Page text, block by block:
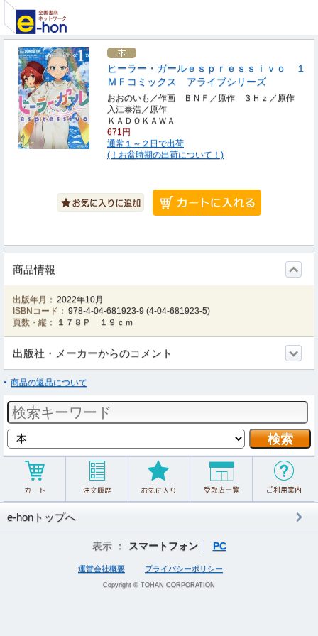
ヒーラー・ガールｅｓｐｒｅｓｓｉｖｏ １
ＭＦコミックス アライブシリーズ
おおのいも／作画 ＢＮＦ／原作 ３Ｈｚ／原作
入江泰浩／原作
ＫＡＤＯＫＡＷＡ
671円
通常１～２日で出荷
(！お盆時期の出荷について！)
商品情報
出版年月： 2022年10月
ISBNコード： 978-4-04-681923-9 (4-04-681923-5)
頁数・縦：
１７８Ｐ １９ｃｍ
出版社・メーカーからのコメント
商品の返品について
e-honトップへ
表示 ： スマートフォン PC
運営会社概要 プライバシーポリシー
Copyright © TOHAN CORPORATION